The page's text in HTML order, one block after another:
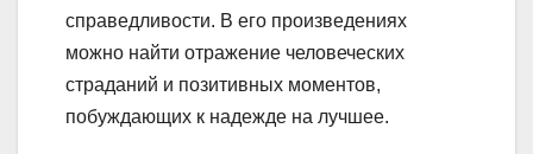
справедливости. В его произведениях
можно найти отражение человеческих
страданий и позитивных моментов,
побуждающих к надежде на лучшее.